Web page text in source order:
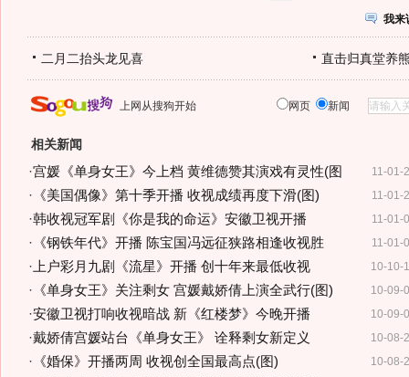
我来
二月二抬头龙见喜 直击归真堂养
上网从搜狗开始 网页 新闻
相关新闻
11-01-
·宫媛《单身女王》今上档 黄维德赞其演戏有灵性(图
11-01-
· 《美国偶像》第十季开播 收视成绩再度下滑(图)
11-01-
·韩收视冠军剧《你是我的命运》安徽卫视开播
11-01-
· 《钢铁年代》开播 陈宝国冯远征狭路相逢收视胜
10-10-
· 上户彩月九剧《流星》开播 创十年来最低收视
10-09-
· 《单身女王》关注剩女 宫媛戴娇倩上演全武行(图)
10-09-
·安徽卫视打响收视暗战 新《红楼梦》今晚开播
10-08-
·戴娇倩宫媛站台《单身女王》 诠释剩女新定义
10-08-
· 《婚保》开播两周 收视创全国最高点(图)